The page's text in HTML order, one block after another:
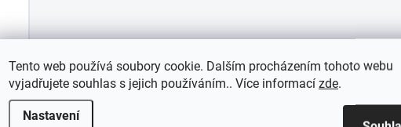
Tento web používá soubory cookie. Dalším procházením tohoto webu
vyjadřujete souhlas s jejich používáním.. Více informací zde.
Nastavení